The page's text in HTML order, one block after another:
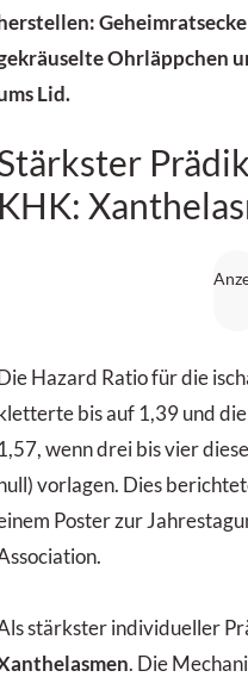
Ohrläppchen
Lid.
KHK:
Hazard Ratio für die
bis auf 1,39 und
1,57, wenn drei bis vier
vorlagen. Dies
Poster zur
stärkster individueller
. Die